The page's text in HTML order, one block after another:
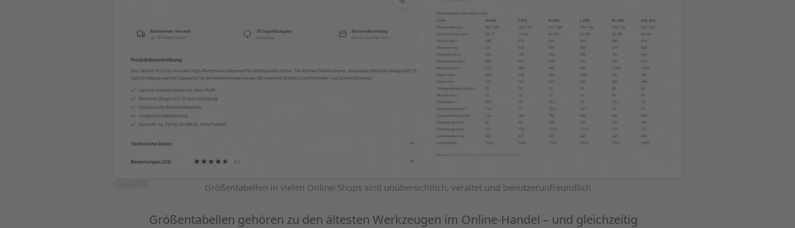
Größentabellen in vielen Online-Shops sind unübersichtlich, veraltet und benutzerunfreundlich
Größentabellen gehören zu den ältesten Werkzeugen im Online-Handel – und gleichzeitig